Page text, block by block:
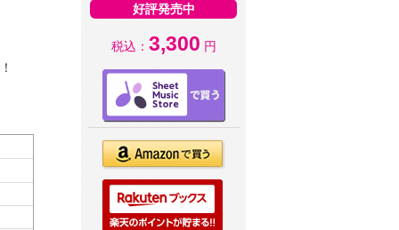
好評発売中
税込： 3,300 円